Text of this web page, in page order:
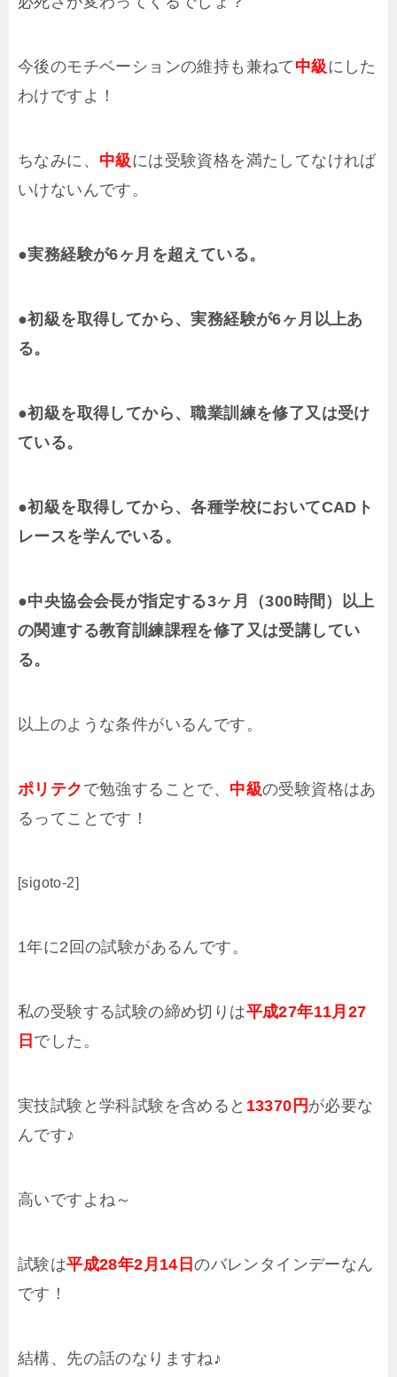
今後のモチベーションの維持も兼ねて 中級にした
わけですよ！
ちなみに、 中級には受験資格を満たしてなければ
いけないんです。
●実務経験が6ヶ月を超えている。
●初級を取得してから、実務経験が6ヶ月以上あ
る。
●初級を取得してから、職業訓練を修了又は受け
ている。
●初級を取得してから、各種学校においてCADト
レースを学んでいる。
●中央協会会長が指定する3ヶ月（300時間）以上
の関連する教育訓練課程を修了又は受講してい
る。
以上のような条件がいるんです。
ポリテク で勉強することで、 中級の受験資格はあ
るってことです！
[sigoto-2]
1年に2回の試験があるんです。
私の受験する試験の締め切りは平成27年11月27
日 でした。
実技試験と学科試験を含めると 13370円 が必要な
んです♪
高いですよね～
試験は平成28年2月14日のバレンタインデーなん
です！
結構、先の話のなりますね♪